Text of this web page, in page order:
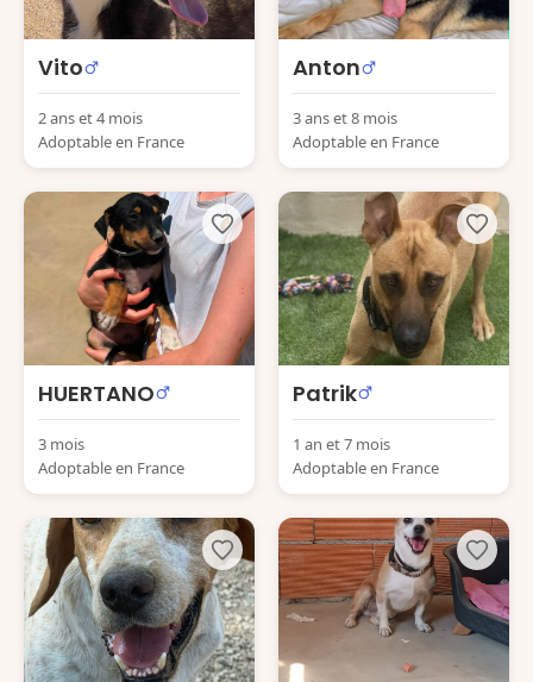
Vito
2 ans et 4 mois
Adoptable en France
Anton
3 ans et 8 mois
Adoptable en France
HUERTANO
3 mois
Adoptable en France
Patrik
1 an et 7 mois
Adoptable en France